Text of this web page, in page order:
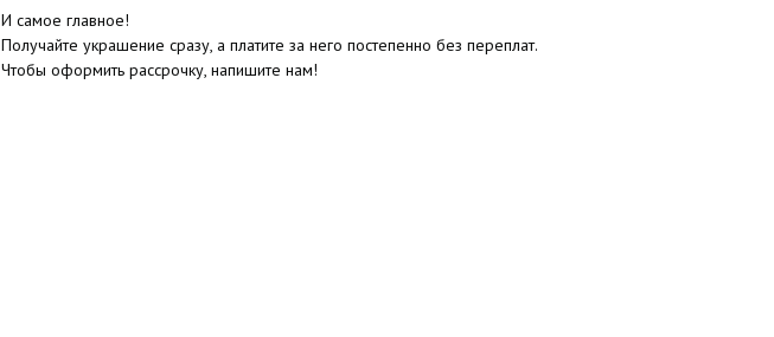
И самое главное!
Получайте украшение сразу, а платите за него постепенно без переплат.
Чтобы оформить рассрочку, напишите нам!